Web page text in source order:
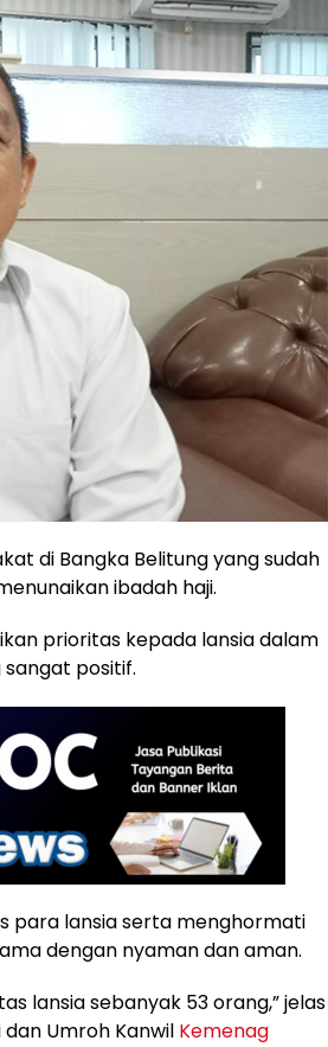
di Bangka Belitung yang sudah
ibadah haji.
prioritas kepada lansia dalam
positif.
para lansia serta menghormati
dengan nyaman dan aman.
lansia sebanyak 53 orang,” jelas
dan Umroh Kanwil Kemenag